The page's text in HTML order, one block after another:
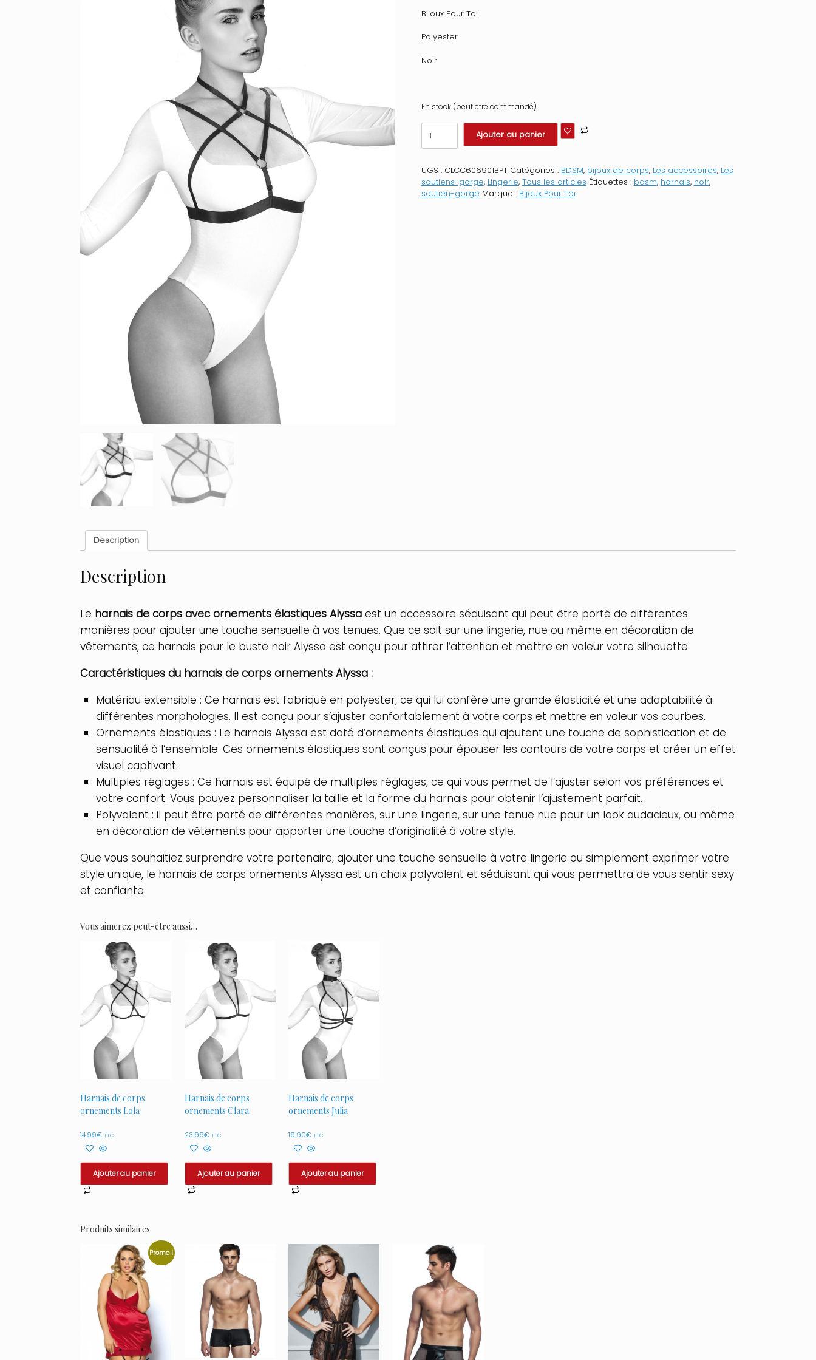
Bijoux Pour Toi
Polyester
Noir
En stock (peut être commandé)
quantité
de
Harnais
corps
ornements
Alyssa
Ajouter au panier
UGS : CLCC606901BPT Catégories : BDSM, bijoux de corps, Les accessoires, Les
soutiens-gorge, Lingerie, Tous les articles Étiquettes : bdsm, harnais, noir,
soutien-gorge Marque : Bijoux Pour Toi
Description
Description
Le harnais de corps avec ornements élastiques Alyssa est un accessoire séduisant qui peut être porté de différentes
manières pour ajouter une touche sensuelle à vos tenues. Que ce soit sur une lingerie, nue ou même en décoration de
vêtements, ce harnais pour le buste noir Alyssa est conçu pour attirer l’attention et mettre en valeur votre silhouette.
Caractéristiques du harnais de corps ornements Alyssa :
Matériau extensible : Ce harnais est fabriqué en polyester, ce qui lui confère une grande élasticité et une adaptabilité à
différentes morphologies. Il est conçu pour s’ajuster confortablement à votre corps et mettre en valeur vos courbes.
Ornements élastiques : Le harnais Alyssa est doté d’ornements élastiques qui ajoutent une touche de sophistication et de
sensualité à l’ensemble. Ces ornements élastiques sont conçus pour épouser les contours de votre corps et créer un effet
visuel captivant.
Multiples réglages : Ce harnais est équipé de multiples réglages, ce qui vous permet de l’ajuster selon vos préférences et
votre confort. Vous pouvez personnaliser la taille et la forme du harnais pour obtenir l’ajustement parfait.
Polyvalent : il peut être porté de différentes manières, sur une lingerie, sur une tenue nue pour un look audacieux, ou même
en décoration de vêtements pour apporter une touche d’originalité à votre style.
Que vous souhaitiez surprendre votre partenaire, ajouter une touche sensuelle à votre lingerie ou simplement exprimer votre
style unique, le harnais de corps ornements Alyssa est un choix polyvalent et séduisant qui vous permettra de vous sentir sexy
et confiante.
Vous aimerez peut-être aussi…
Harnais de corps
ornements Lola
14.99€ TTC
Ajouter au panier
Harnais de corps
ornements Clara
23.99€ TTC
Ajouter au panier
Harnais de corps
ornements Julia
19.90€ TTC
Ajouter au panier
Produits similaires
Promo !